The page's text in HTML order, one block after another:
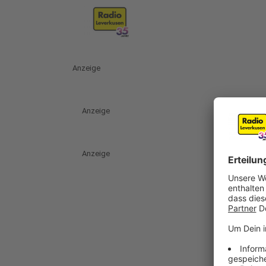
Anzeige
Anzeige
Anzeige